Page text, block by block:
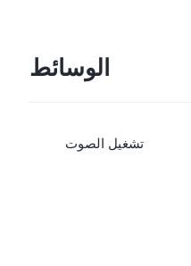
الوسائط
تشغيل الصوت